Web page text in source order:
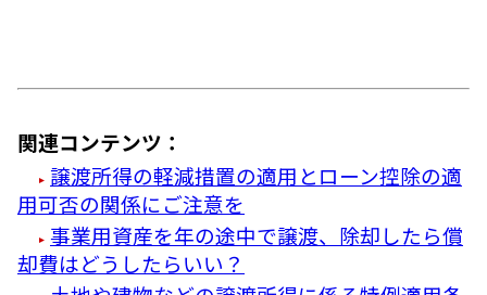
関連コンテンツ：
譲渡所得の軽減措置の適用とローン控除の適
用可否の関係にご注意を
事業用資産を年の途中で譲渡、除却したら償
却費はどうしたらいい？